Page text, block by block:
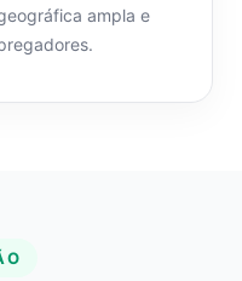
ampla e